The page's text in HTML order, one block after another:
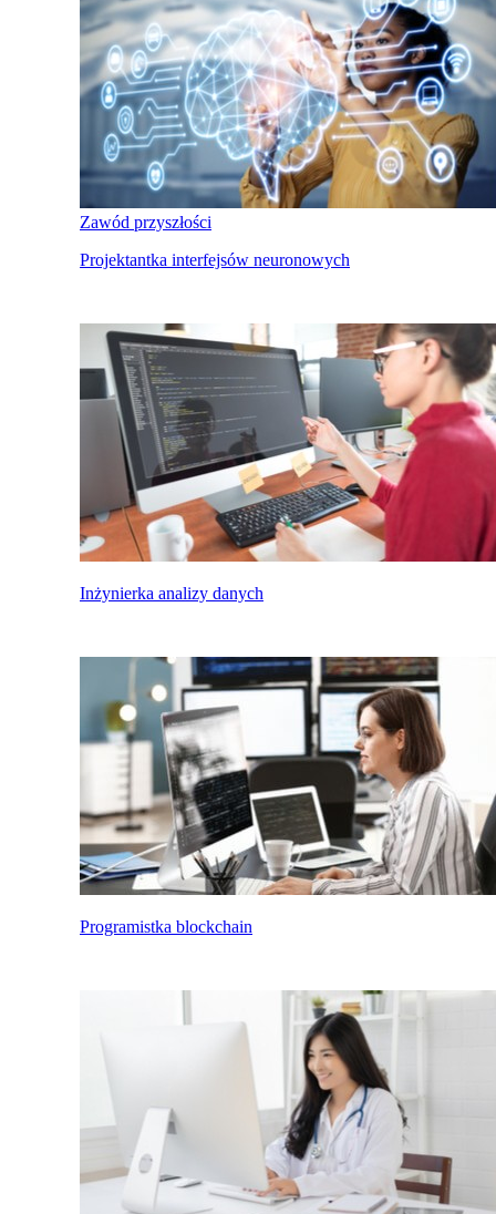
Zawód przyszłości
Projektantka interfejsów neuronowych
Inżynierka analizy danych
Programistka blockchain